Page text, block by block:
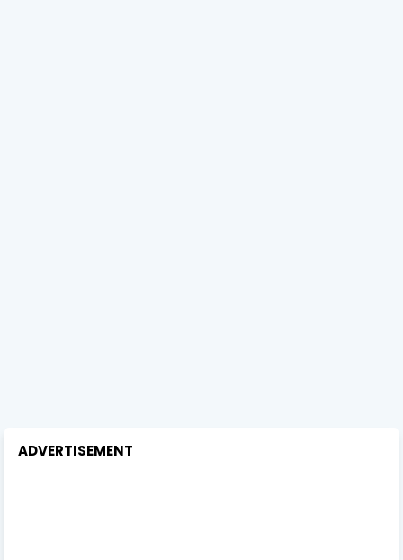
ADVERTISEMENT